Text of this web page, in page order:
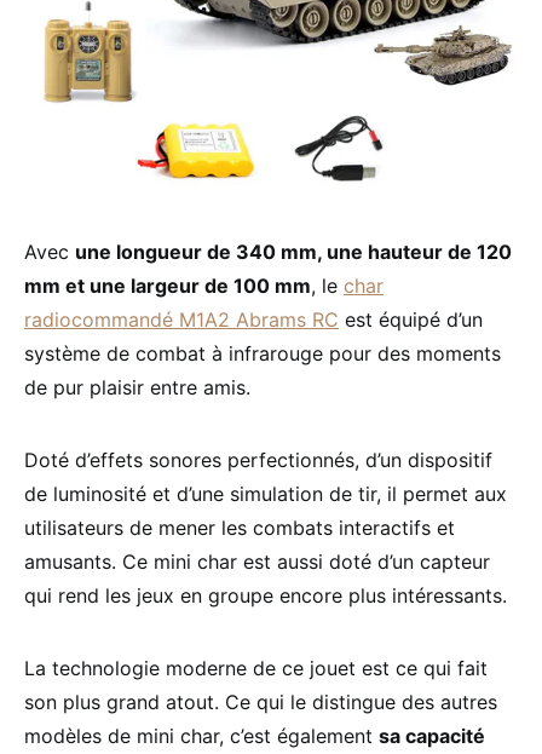
Avec une longueur de 340 mm, une hauteur de 120
mm et une largeur de 100 mm, le char
radiocommandé M1A2 Abrams RC est équipé d’un
système de combat à infrarouge pour des moments
de pur plaisir entre amis.
Doté d’effets sonores perfectionnés, d’un dispositif
de luminosité et d’une simulation de tir, il permet aux
utilisateurs de mener les combats interactifs et
amusants. Ce mini char est aussi doté d’un capteur
qui rend les jeux en groupe encore plus intéressants.
La technologie moderne de ce jouet est ce qui fait
son plus grand atout. Ce qui le distingue des autres
modèles de mini char, c’est également sa capacité